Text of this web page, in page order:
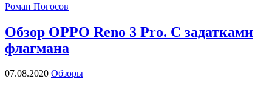
Роман Погосов
Обзор OPPO Reno 3 Pro. С задатками
флагмана
07.08.2020 Обзоры